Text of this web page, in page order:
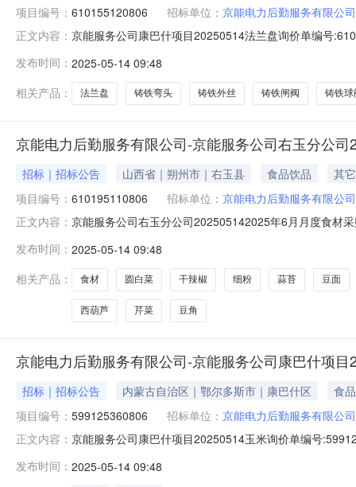
项目编号： 610155120806 招标单位： 京能电力后勤服务有限公司
正文内容： 京能服务公司康巴什项目20250514法兰盘询价单编号
务有限公司收货地址:内蒙古鄂尔多斯鄂尔多斯康巴什区
发布时间： 2025-05-14 09:48
相关产品：
法兰盘 铸铁弯头 铸铁外丝 铸铁闸阀 铸铁球
京能电力后勤服务有限公司-京能服务公司右玉分公
招标｜招标公告 山西省｜朔州市｜右玉县 食品饮品
其它
项目编号： 610195110806 招标单位： 京能电力后勤服务有限公司
正文内容： 京能服务公司右玉分公司202505142025年6月月度食材
斤6--蒜苔----100斤7--豆面----2袋8--猪排骨----300斤9--
发布时间： 2025-05-14 09:48
相关产品：
食材 圆白菜 干辣椒 细粉 蒜苔 豆面
西葫芦 芹菜 豆角
京能电力后勤服务有限公司-京能服务公司康巴什项目
招标｜招标公告 内蒙古自治区｜鄂尔多斯市｜康巴什区
食
项目编号： 599125360806 招标单位： 京能电力后勤服务有限公司
正文内容： 京能服务公司康巴什项目20250514玉米询价单编号
厂如果以上打不开，请用淘宝账号登录后再重试
发布时间： 2025-05-14 09:48